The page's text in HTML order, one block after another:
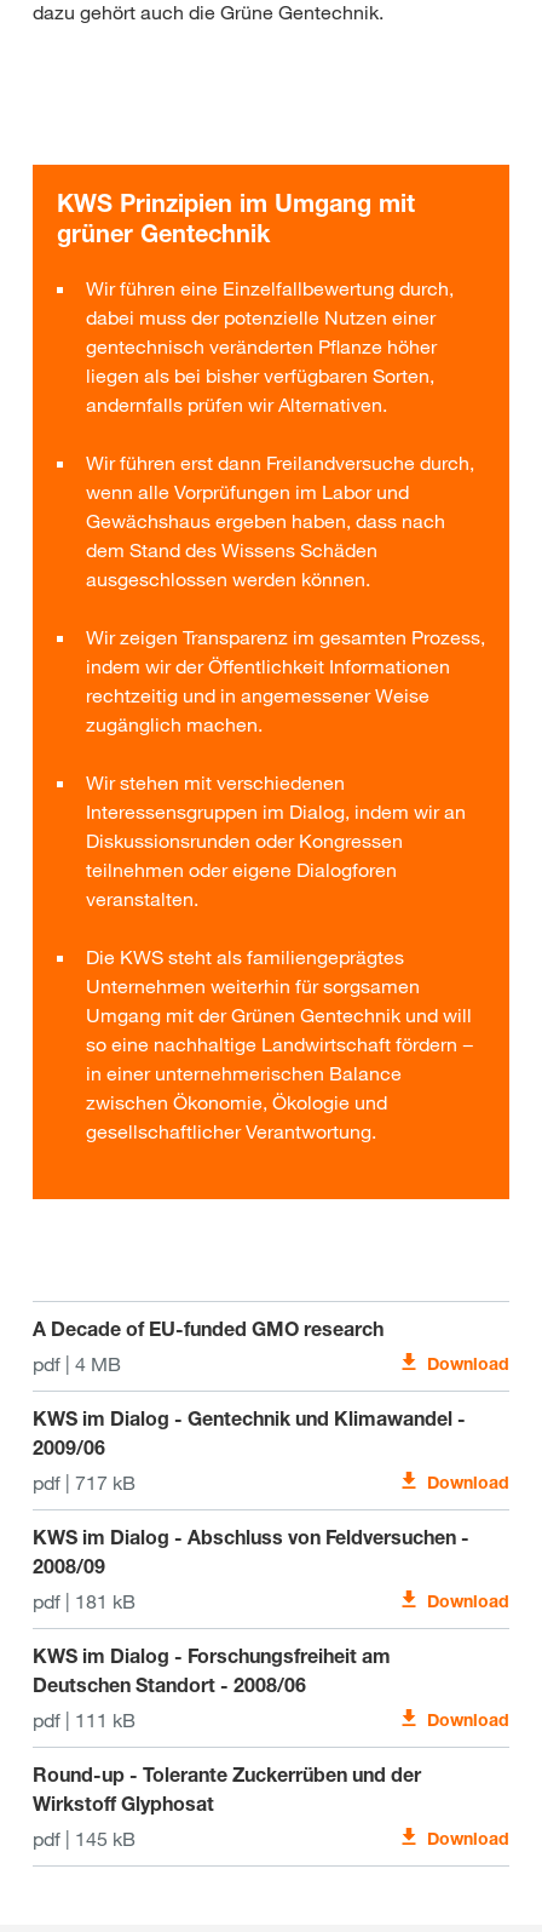
dazu gehört auch die Grüne Gentechnik.
KWS Prinzipien im Umgang mit
grüner Gentechnik
Wir führen eine Einzelfallbewertung durch,
dabei muss der potenzielle Nutzen einer
gentechnisch veränderten Pflanze höher
liegen als bei bisher verfügbaren Sorten,
andernfalls prüfen wir Alternativen.
Wir führen erst dann Freilandversuche durch,
wenn alle Vorprüfungen im Labor und
Gewächshaus ergeben haben, dass nach
dem Stand des Wissens Schäden
ausgeschlossen werden können.
Wir zeigen Transparenz im gesamten Prozess,
indem wir der Öffentlichkeit Informationen
rechtzeitig und in angemessener Weise
zugänglich machen.
Wir stehen mit verschiedenen
Interessensgruppen im Dialog, indem wir an
Diskussionsrunden oder Kongressen
teilnehmen oder eigene Dialogforen
veranstalten.
Die KWS steht als familiengeprägtes
Unternehmen weiterhin für sorgsamen
Umgang mit der Grünen Gentechnik und will
so eine nachhaltige Landwirtschaft fördern −
in einer unternehmerischen Balance
zwischen Ökonomie, Ökologie und
gesellschaftlicher Verantwortung.
A Decade of EU-funded GMO research
pdf | 4 MB
Download
KWS im Dialog - Gentechnik und Klimawandel -
2009/06
pdf | 717 kB
Download
KWS im Dialog - Abschluss von Feldversuchen -
2008/09
pdf | 181 kB
Download
KWS im Dialog - Forschungsfreiheit am
Deutschen Standort - 2008/06
pdf | 111 kB
Download
Round-up - Tolerante Zuckerrüben und der
Wirkstoff Glyphosat
pdf | 145 kB
Download